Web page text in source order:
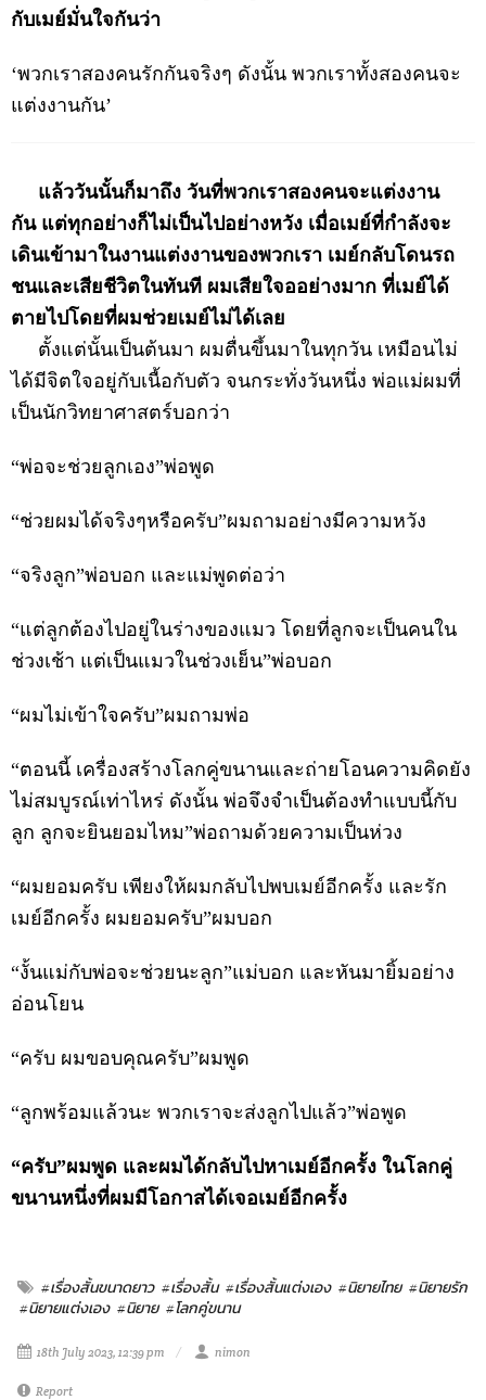
กับเมย์มั่นใจกันว่า
‘พวกเราสองคนรักกันจริงๆ ดังนั้น พวกเราทั้งสองคนจะ
แต่งงานกัน’
แล้ววันนั้นก็มาถึง วันที่พวกเราสองคนจะแต่งงาน
กัน แต่ทุกอย่างก็ไม่เป็นไปอย่างหวัง เมื่อเมย์ที่กำลังจะ
เดินเข้ามาในงานแต่งงานของพวกเรา เมย์กลับโดนรถ
ชนและเสียชีวิตในทันที ผมเสียใจออย่างมาก ที่เมย์ได้
ตายไปโดยที่ผมช่วยเมย์ไม่ได้เลย
ตั้งแต่นั้นเป็นต้นมา ผมตื่นขึ้นมาในทุกวัน เหมือนไม่
ได้มีจิตใจอยู่กับเนื้อกับตัว จนกระทั่งวันหนึ่ง พ่อแม่ผมที่
เป็นนักวิทยาศาสตร์บอกว่า
“พ่อจะช่วยลูกเอง”พ่อพูด
“ช่วยผมได้จริงๆหรือครับ”ผมถามอย่างมีความหวัง
“จริงลูก”พ่อบอก และแม่พูดต่อว่า
“แต่ลูกต้องไปอยู่ในร่างของแมว โดยที่ลูกจะเป็นคนใน
ช่วงเช้า แต่เป็นแมวในช่วงเย็น”พ่อบอก
“ผมไม่เข้าใจครับ”ผมถามพ่อ
“ตอนนี้ เครื่องสร้างโลกคู่ขนานและถ่ายโอนความคิดยัง
ไม่สมบูรณ์เท่าไหร่ ดังนั้น พ่อจึงจำเป็นต้องทำแบบนี้กับ
ลูก ลูกจะยินยอมไหม”พ่อถามด้วยความเป็นห่วง
“ผมยอมครับ เพียงให้ผมกลับไปพบเมย์อีกครั้ง และรัก
เมย์อีกครั้ง ผมยอมครับ”ผมบอก
“งั้นแม่กับพ่อจะช่วยนะลูก”แม่บอก และหันมายิ้มอย่าง
อ่อนโยน
“ครับ ผมขอบคุณครับ”ผมพูด
“ลูกพร้อมแล้วนะ พวกเราจะส่งลูกไปแล้ว”พ่อพูด
“ครับ”ผมพูด และผมได้กลับไปหาเมย์อีกครั้ง ในโลกคู่
ขนานหนึ่งที่ผมมีโอกาสได้เจอเมย์อีกครั้ง
#เรื่องสั้นขนาดยาว #เรื่องสั้น #เรื่องสั้นแต่งเอง #นิยายไทย #นิยายรัก
#นิยายแต่งเอง #นิยาย #โลกคู่ขนาน
18th July 2023, 12:39 pm nimon
Report